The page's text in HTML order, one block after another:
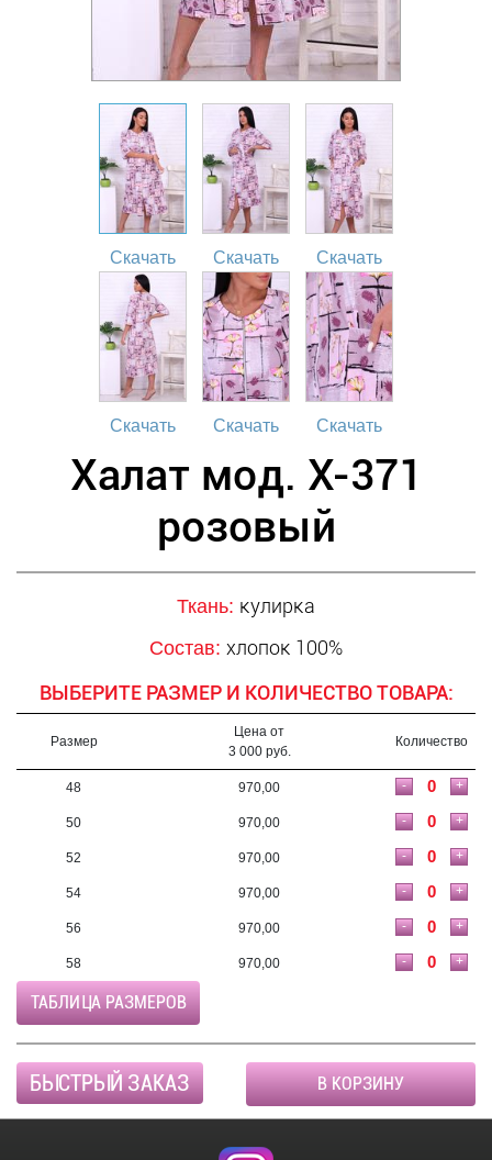
Скачать Скачать Скачать
Скачать Скачать Скачать
Халат мод. Х-371
розовый
Ткань: кулирка
Состав: хлопок 100%
ВЫБЕРИТЕ РАЗМЕР И КОЛИЧЕСТВО ТОВАРА:
Размер
Цена от
3 000 руб.
Количество
48 970,00 +
-
50 970,00 +
-
52 970,00 +
-
54 970,00 +
-
56 970,00 +
-
58 970,00 +
-
ТАБЛИЦА РАЗМЕРОВ
БЫСТРЫЙ ЗАКАЗ В КОРЗИНУ